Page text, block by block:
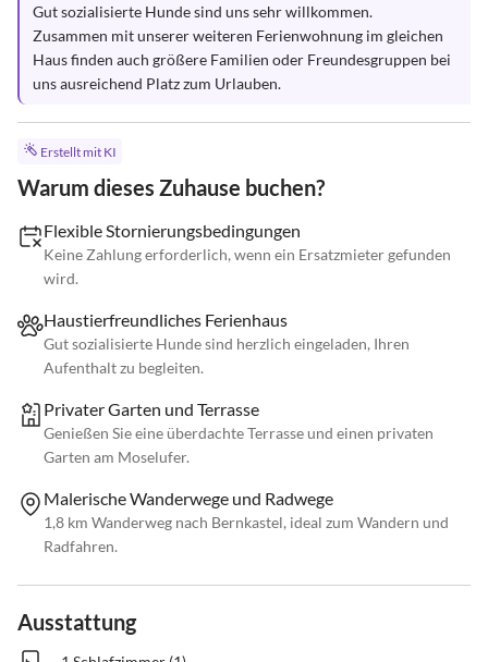
Gut sozialisierte Hunde sind uns sehr willkommen.
Zusammen mit unserer weiteren Ferienwohnung im gleichen
Haus finden auch größere Familien oder Freundesgruppen bei
uns ausreichend Platz zum Urlauben.
Erstellt mit KI
Warum dieses Zuhause buchen?
Flexible Stornierungsbedingungen
Keine Zahlung erforderlich, wenn ein Ersatzmieter gefunden
wird.
Haustierfreundliches Ferienhaus
Gut sozialisierte Hunde sind herzlich eingeladen, Ihren
Aufenthalt zu begleiten.
Privater Garten und Terrasse
Genießen Sie eine überdachte Terrasse und einen privaten
Garten am Moselufer.
Malerische Wanderwege und Radwege
1,8 km Wanderweg nach Bernkastel, ideal zum Wandern und
Radfahren.
Ausstattung